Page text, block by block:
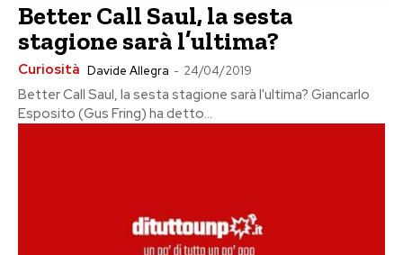
Better Call Saul, la sesta
stagione sarà l’ultima?
Curiosità Davide Allegra - 24/04/2019
Better Call Saul, la sesta stagione sarà l'ultima? Giancarlo
Esposito (Gus Fring) ha detto...